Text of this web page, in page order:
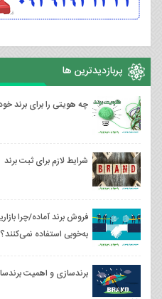
پربازدیدترین ها
چه هویتی را برای برند
شرایط لازم برای ثبت برند
فروش برند آماده/چرا
به‌خوبی استفاده نمی‌کنند؟
برندسازی و اهمیت